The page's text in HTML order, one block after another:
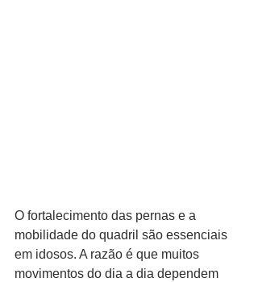
O fortalecimento das pernas e a
mobilidade do quadril são essenciais
em idosos. A razão é que muitos
movimentos do dia a dia dependem